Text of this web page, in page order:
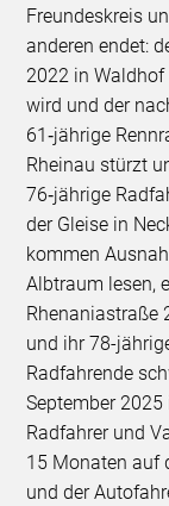
Freundeskreis
anderen endet:
2022 in
wird und der
61‑jährige
Rheinau stürzt
76‑jährige
der Gleise in
kommen
Albtraum lesen,
Rhenaniastraße
und ihr 78-
Radfahrende
September
Radfahrer und
15 Monaten auf
und der